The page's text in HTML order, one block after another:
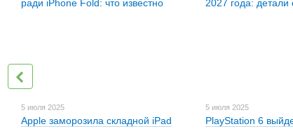
5 июля 2025
Apple заморозила складной iPad
5 июля 2025
PlayStation 6